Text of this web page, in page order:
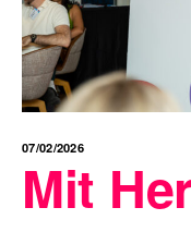
07/02/2026
Mit